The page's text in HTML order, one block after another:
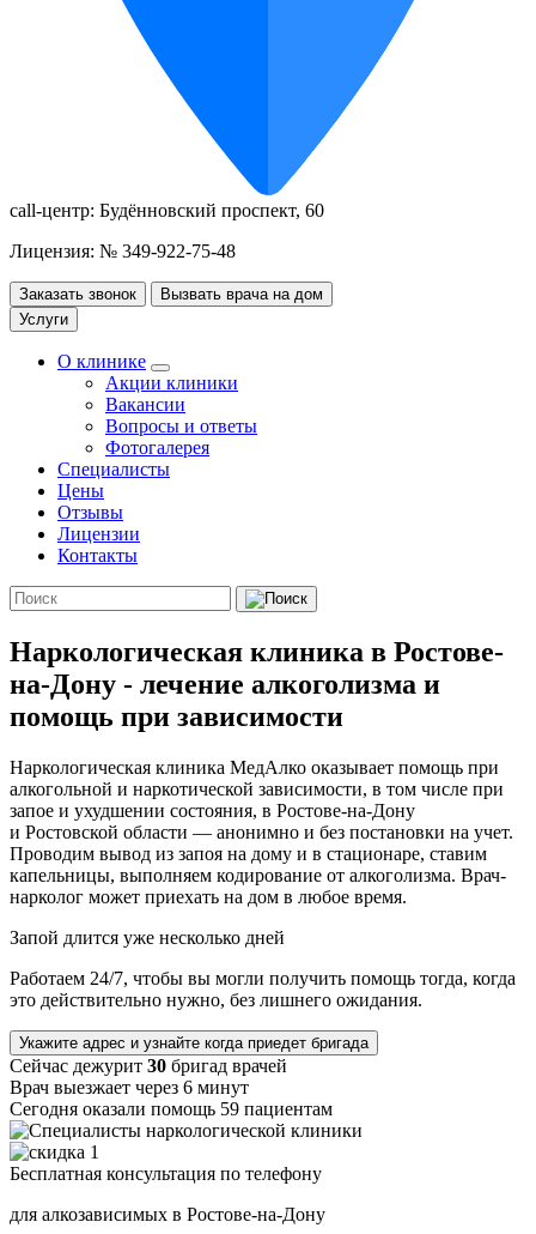
call-центр: Будённовский проспект, 60
Лицензия: № 349-922-75-48
Заказать звонок
Вызвать врача на дом
Услуги
О клинике
Акции клиники
Вакансии
Вопросы и ответы
Фотогалерея
Специалисты
Цены
Отзывы
Лицензии
Контакты
Наркологическая клиника в Ростове-
на-Дону - лечение алкоголизма и
помощь при зависимости
Наркологическая клиника МедАлко оказывает помощь при
алкогольной и наркотической зависимости, в том числе при
запое и ухудшении состояния, в Ростове-на-Дону
и Ростовской области — анонимно и без постановки на учет.
Проводим вывод из запоя на дому и в стационаре, ставим
капельницы, выполняем кодирование от алкоголизма. Врач-
нарколог может приехать на дом в любое время.
Запой длится уже несколько дней
Работаем 24/7, чтобы вы могли получить помощь тогда, когда
это действительно нужно, без лишнего ожидания.
Укажите адрес и узнайте когда приедет бригада
Сейчас дежурит 30 бригад врачей
Врач выезжает через 6 минут
Сегодня оказали помощь 59 пациентам
Бесплатная консультация по телефону
для алкозависимых в Ростове-на-Дону